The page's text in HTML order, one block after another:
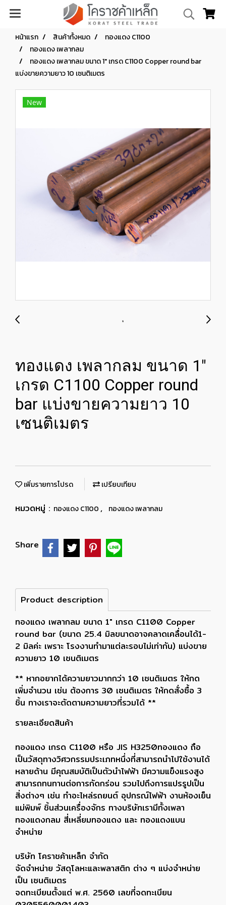
หน้าแรก สินค้าทั้งหมด
ทองแดง C1100
ทองแดง เพลากลม
ทองแดง เพลากลม ขนาด 1" เกรด C1100 Copper round bar
แบ่งขายความยาว 10 เซนติเมตร
New
ทองแดง เพลากลม ขนาด 1"
เกรด C1100 Copper round
bar แบ่งขายความยาว 10
เซนติเมตร
เพิ่มรายการโปรด เปรียบเทียบ
หมวดหมู่ : ทองแดง C1100, ทองแดง เพลากลม
Share
Product description
ทองแดง เพลากลม ขนาด 1" เกรด C1100 Copper
round bar (ขนาด 25.4 มิลขนาดอาจคลาดเคลื่อนได้1-
2 มิลค่ะ เพราะ โรงงานทำมาแต่ละรอบไม่เท่ากัน) แบ่งขาย
ความยาว 10 เซนติเมตร
** หากอยากได้ความยาวมากกว่า 10 เซนติเมตร ให้กด
เพิ่มจำนวน เช่น ต้องการ 30 เซนติเมตร ให้กดสั่งซื้อ 3
ชิ้น ทางเราจะตัดตามความยาวที่รวมได้ **
รายละเอียดสินค้า
ทองแดง เกรด C1100 หรือ JIS H3250ทองแดง ถือ
เป็นวัสดุทางวิศวกรรมประเภทหนึ่งที่สามารถนำไปใช้งานได้
หลายด้าน มีคุณสมบัติเป็นตัวนำไฟฟ้า มีความแข็งแรงสูง
สามารถทนทานต่อการกัดกร่อน รวมไปถึงการแปรรูปเป็น
สิ่งต่างๆ เช่น ทำอะไหล่รถยนต์ อุปกรณ์ไฟฟ้า งานห้องเย็น
แม่พิมพ์ ชิ้นส่วนเครื่องจักร ทางบริษัทเรามีทั้งเพลา
ทองแดงกลม สี่เหลี่ยมทองแดง และ ทองแดงแบน
จำหน่าย
บริษัท โคราชค้าเหล็ก จำกัด
จัดจำหน่าย วัสดุโลหะและพลาสติก ต่าง ๆ แบ่งจำหน่าย
เป็น เซนติเมตร
จดทะเบียนตั้งแต่ พ.ศ. 2560 เลขที่จดทะเบียน